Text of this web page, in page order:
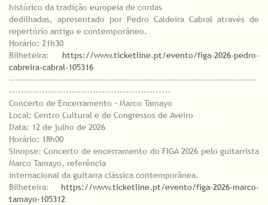
histórico da tradição europeia de cordas
dedilhadas, apresentado por Pedro Caldeira Cabral através de
repertório antigo e contemporâneo.
Horário: 21h30
Bilheteira: https://www.ticketline.pt/evento/figa-2026-pedro-
cabreira-cabral-105316
-----------------------------------------------------------------------------------
------------------------------------------------------
Concerto de Encerramento – Marco Tamayo
Local: Centro Cultural e de Congressos de Aveiro
Data: 12 de julho de 2026
Horário: 18h00
Sinopse: Concerto de encerramento do FIGA 2026 pelo guitarrista
Marco Tamayo, referência
internacional da guitarra clássica contemporânea.
Bilheteira: https://www.ticketline.pt/evento/figa-2026-marco-
tamayo-105312